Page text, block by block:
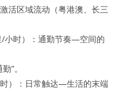
活区域流动（粤港澳、长三
/小时）：通勤节奏—空间的
”。
时）：日常触达—生活的末端